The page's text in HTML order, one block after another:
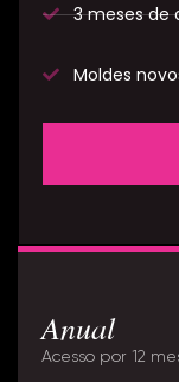
3 meses de
Moldes
Anual
Acesso por 12